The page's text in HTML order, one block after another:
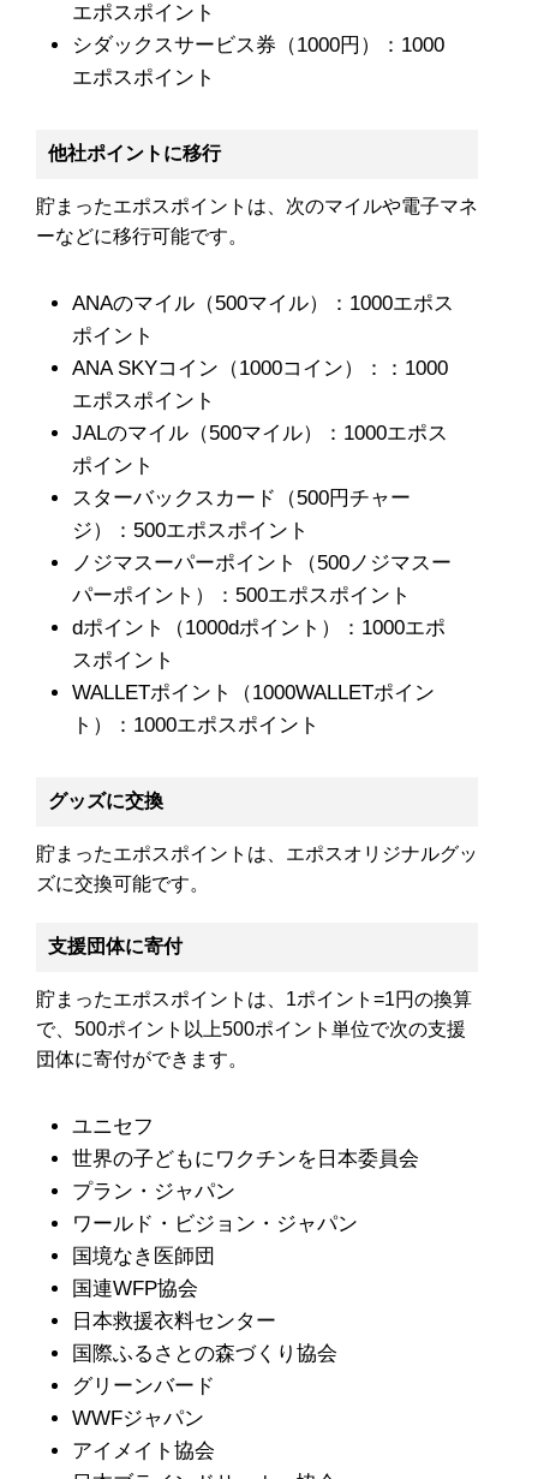
エポスポイント
シダックスサービス券（1000円）：1000
エポスポイント
他社ポイントに移行
貯まったエポスポイントは、次のマイルや電子マネ
ーなどに移行可能です。
ANAのマイル（500マイル）：1000エポス
ポイント
ANA SKYコイン（1000コイン）：：1000
エポスポイント
JALのマイル（500マイル）：1000エポス
ポイント
スターバックスカード（500円チャー
ジ）：500エポスポイント
ノジマスーパーポイント（500ノジマスー
パーポイント）：500エポスポイント
dポイント（1000dポイント）：1000エポ
スポイント
WALLETポイント（1000WALLETポイン
ト）：1000エポスポイント
グッズに交換
貯まったエポスポイントは、エポスオリジナルグッ
ズに交換可能です。
支援団体に寄付
貯まったエポスポイントは、1ポイント=1円の換算
で、500ポイント以上500ポイント単位で次の支援
団体に寄付ができます。
ユニセフ
世界の子どもにワクチンを日本委員会
プラン・ジャパン
ワールド・ビジョン・ジャパン
国境なき医師団
国連WFP協会
日本救援衣料センター
国際ふるさとの森づくり協会
グリーンバード
WWFジャパン
アイメイト協会